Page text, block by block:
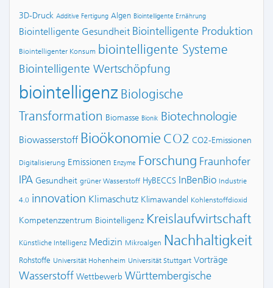
3D-Druck Additive Fertigung Algen Biointelligente Ernährung
Biointelligente Gesundheit Biointelligente Produktion
Biointelligenter Konsum biointelligente Systeme
Biointelligente Wertschöpfung
biointelligenz Biologische
Transformation Biomasse Bionik Biotechnologie
Biowasserstoff Bioökonomie CO2 CO2-Emissionen
Digitalisierung Emissionen Enzyme Forschung Fraunhofer
IPA Gesundheit grüner Wasserstoff HyBECCS InBenBio Industrie
4.0 innovation Klimaschutz Klimawandel Kohlenstoffdioxid
Kompetenzzentrum Biointelligenz Kreislaufwirtschaft
Künstliche Intelligenz Medizin Mikroalgen Nachhaltigkeit
Rohstoffe Universität Hohenheim Universität Stuttgart Vorträge
Wasserstoff Wettbewerb Württembergische